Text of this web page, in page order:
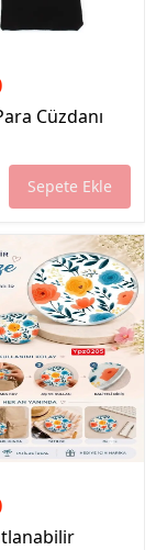
Cüzdanı
Sepete Ekle